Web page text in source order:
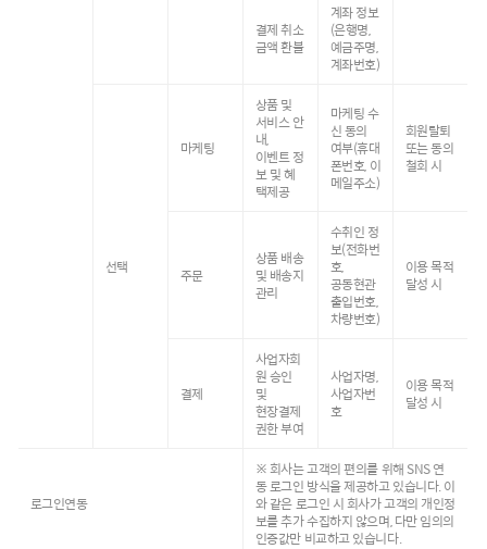
결제 취소
금액 환불
계좌 정보
(은행명,
예금주명,
계좌번호)
선택
마케팅
상품 및
서비스 안
내,
이벤트 정
보 및 혜
택제공
마케팅 수
신 동의
여부(휴대
폰번호, 이
메일주소)
회원탈퇴
또는 동의
철회 시
주문
상품 배송
및 배송지
관리
수취인 정
보(전화번
호,
공동현관
출입번호,
차량번호)
이용 목적
달성 시
결제
사업자회
원 승인
및
현장결제
권한 부여
사업자명,
사업자번
호
이용 목적
달성 시
로그인연동
※ 회사는 고객의 편의를 위해 SNS 연
동 로그인 방식을 제공하고 있습니다. 이
와 같은 로그인 시 회사가 고객의 개인정
보를 추가 수집하지 않으며, 다만 임의의
인증값만 비교하고 있습니다.